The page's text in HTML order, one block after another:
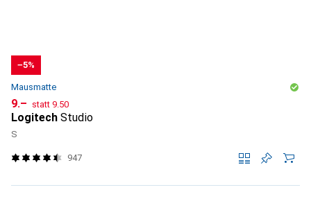
−5%
Mausmatte
CHF
9.– statt CHF
9.50
Logitech Studio
S
947